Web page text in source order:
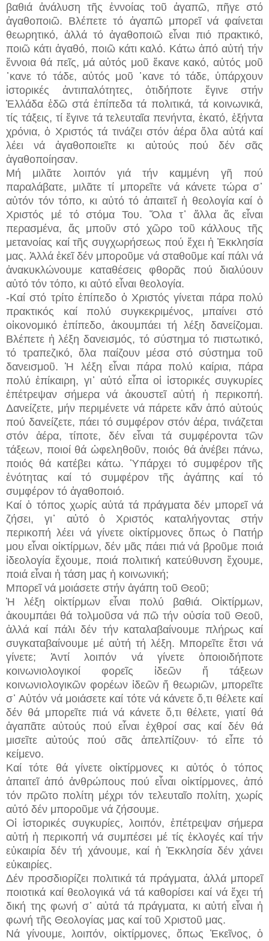
βαθιά ἀνάλυση τῆς ἐννοίας τοῦ ἀγαπῶ, πῆγε στό
ἀγαθοποιῶ. Βλέπετε τό ἀγαπῶ μπορεῖ νά φαίνεται
θεωρητικό, ἀλλά τό ἀγαθοποιῶ εἶναι πιό πρακτικό,
ποιῶ κάτι ἀγαθό, ποιῶ κάτι καλό. Κάτω ἀπό αὐτή τήν
ἔννοια θά πεῖς, μά αὐτός μοῦ ἔκανε κακό, αὐτός μοῦ
᾽κανε τό τάδε, αὐτός μοῦ ᾽κανε τό τάδε, ὑπάρχουν
ἱστορικές ἀντιπαλότητες, ὁτιδήποτε ἔγινε στήν
Ἑλλάδα ἐδῶ στά ἐπίπεδα τά πολιτικά, τά κοινωνικά,
τίς τάξεις, τί ἔγινε τά τελευταῖα πενήντα, ἑκατό, ἑξήντα
χρόνια, ὁ Χριστός τά τινάζει στόν ἀέρα ὅλα αὐτά καί
λέει νά ἀγαθοποιεῖτε κι αὐτούς πού δέν σᾶς
ἀγαθοποίησαν.
Μή μιλᾶτε λοιπόν γιά τήν καμμένη γῆ πού
παραλάβατε, μιλᾶτε τί μπορεῖτε νά κάνετε τώρα σ᾽
αὐτόν τόν τόπο, κι αὐτό τό ἀπαιτεῖ ἡ θεολογία καί ὁ
Χριστός μέ τό στόμα Του. Ὅλα τ᾽ ἄλλα ἄς εἶναι
περασμένα, ἄς μποῦν στό χῶρο τοῦ κάλλους τῆς
μετανοίας καί τῆς συγχωρήσεως πού ἔχει ἡ Ἐκκλησία
μας. Ἀλλά ἐκεῖ δέν μποροῦμε νά σταθοῦμε καί πάλι νά
ἀνακυκλώνουμε καταθέσεις φθορᾶς πού διαλύουν
αὐτό τόν τόπο, κι αὐτό εἶναι θεολογία.
-Καί στό τρίτο ἐπίπεδο ὁ Χριστός γίνεται πάρα πολύ
πρακτικός καί πολύ συγκεκριμένος, μπαίνει στό
οἰκονομικό ἐπίπεδο, ἀκουμπάει τή λέξη δανείζομαι.
Βλέπετε ἡ λέξη δανεισμός, τό σύστημα τό πιστωτικό,
τό τραπεζικό, ὅλα παίζουν μέσα στό σύστημα τοῦ
δανεισμοῦ. Ἡ λέξη εἶναι πάρα πολύ καίρια, πάρα
πολύ ἐπίκαιρη, γι᾽ αὐτό εἶπα οἱ ἱστορικές συγκυρίες
ἐπέτρεψαν σήμερα νά ἀκουστεῖ αὐτή ἡ περικοπή.
Δανείζετε, μήν περιμένετε νά πάρετε κἄν ἀπό αὐτούς
πού δανείζετε, πάει τό συμφέρον στόν ἀέρα, τινάζεται
στόν ἀέρα, τίποτε, δέν εἶναι τά συμφέροντα τῶν
τάξεων, ποιοί θά ὠφεληθοῦν, ποιός θά ἀνέβει πάνω,
ποιός θά κατέβει κάτω. Ὑπάρχει τό συμφέρον τῆς
ἑνότητας καί τό συμφέρον τῆς ἀγάπης καί τό
συμφέρον τό ἀγαθοποιό.
Καί ὁ τόπος χωρίς αὐτά τά πράγματα δέν μπορεῖ νά
ζήσει, γι᾽ αὐτό ὁ Χριστός καταλήγοντας στήν
περικοπή λέει νά γίνετε οἰκτίρμονες ὅπως ὁ Πατήρ
μου εἶναι οἰκτίρμων, δέν μᾶς πάει πιά νά βροῦμε ποιά
ἰδεολογία ἔχουμε, ποιά πολιτική κατεύθυνση ἔχουμε,
ποιά εἶναι ἡ τάση μας ἡ κοινωνική;
Μπορεῖ νά μοιάσετε στήν ἀγάπη τοῦ Θεοῦ;
Ἡ λέξη οἰκτίρμων εἶναι πολύ βαθιά. Οἰκτίρμων,
ἀκουμπάει θά τολμοῦσα νά πῶ τήν οὐσία τοῦ Θεοῦ,
ἀλλά καί πάλι δέν τήν καταλαβαίνουμε πλήρως καί
συγκαταβαίνουμε μέ αὐτή τή λέξη. Μπορεῖτε ἔτσι νά
γίνετε; Ἀντί λοιπόν νά γίνετε ὁποιοιδήποτε
κοινωνιολογικοί φορεῖς ἰδεῶν ἤ τάξεων
κοινωνιολογικῶν φορέων ἰδεῶν ἤ θεωριῶν, μπορεῖτε
σ᾽ Αὐτόν νά μοιάσετε καί τότε νά κάνετε ὅ,τι θέλετε καί
δέν θά μπορεῖτε πιά νά κάνετε ὅ,τι θέλετε, γιατί θά
ἀγαπᾶτε αὐτούς πού εἶναι ἐχθροί σας καί δέν θά
μισεῖτε αὐτούς πού σᾶς ἀπελπίζουν· τό εἶπε τό
κείμενο.
Καί τότε θά γίνετε οἰκτίρμονες κι αὐτός ὁ τόπος
ἀπαιτεῖ ἀπό ἀνθρώπους πού εἶναι οἰκτίρμονες, ἀπό
τόν πρῶτο πολίτη μέχρι τόν τελευταῖο πολίτη, χωρίς
αὐτό δέν μποροῦμε νά ζήσουμε.
Οἱ ἱστορικές συγκυρίες, λοιπόν, ἐπέτρεψαν σήμερα
αὐτή ἡ περικοπή νά συμπέσει μέ τίς ἐκλογές καί τήν
εὐκαιρία δέν τή χάνουμε, καί ἡ Ἐκκλησία δέν χάνει
εὐκαιρίες.
Δέν προσδιορίζει πολιτικά τά πράγματα, ἀλλά μπορεῖ
ποιοτικά καί θεολογικά νά τά καθορίσει καί νά ἔχει τή
δική της φωνή σ᾽ αὐτά τά πράγματα, κι αὐτή εἶναι ἡ
φωνή τῆς Θεολογίας μας καί τοῦ Χριστοῦ μας.
Νά γίνουμε, λοιπόν, οἰκτίρμονες, ὅπως Ἐκεῖνος, ὁ